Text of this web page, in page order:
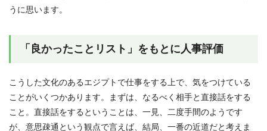
うに思います。
「良かったことリスト」をもとに人事評価
こうした文化のあるエジプトで仕事をする上で、気をつけている
ことがいくつかあります。まずは、なるべく相手と直接話をする
こと。直接話をするということは、一見、二度手間のようです
が、意思疎通という観点で言えば、結局、一番の近道だと考えま